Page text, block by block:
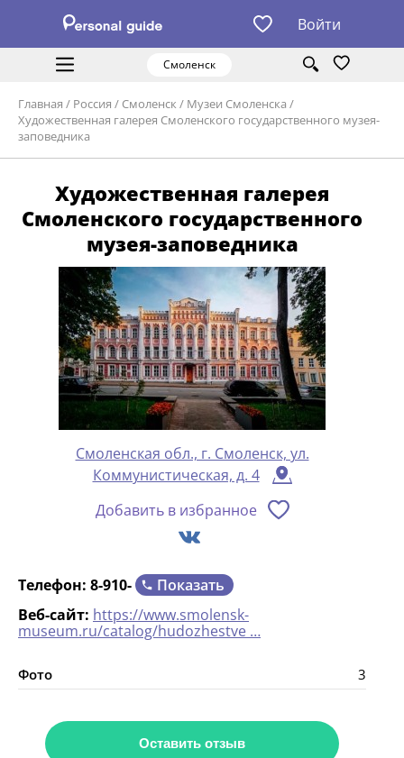
Войти
Смоленск
Главная / Россия / Смоленск / Музеи Смоленска /
Художественная галерея Смоленского государственного музея-
заповедника
Художественная галерея
Смоленского государственного
музея-заповедника
Смоленская обл., г. Смоленск, ул.
Коммунистическая, д. 4
Добавить в избранное
Телефон: 8-910-
Показать
Веб-сайт: https://www.smolensk-
museum.ru/catalog/hudozhestve …
Фото 3
Оставить отзыв